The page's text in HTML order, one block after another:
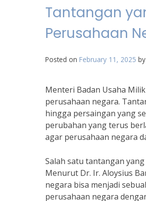
Tantangan
Perusahaan
Posted on February 11, 2025 by
Menteri Badan Usaha
perusahaan negara.
hingga persaingan yang
perubahan yang terus
agar perusahaan negara
Salah satu tantangan
Menurut Dr. Ir. Aloysius
negara bisa menjadi
perusahaan negara